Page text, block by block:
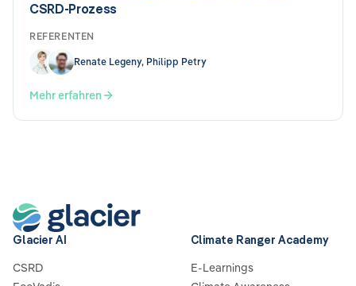
CSRD-Prozess
REFERENTEN
Renate Legeny, Philipp Petry
Mehr erfahren
Glacier AI
CSRD
Climate Ranger Academy
E-Learnings